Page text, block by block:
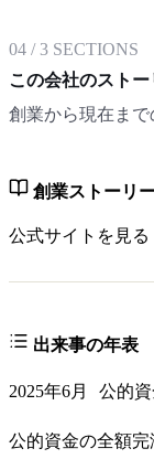
04 /3 SECTIONS
この会社のストー
創業から現在ま
創業ストーリ
公式サイトを見
出来事の年表
2025年6月 公的
公的資金の全額完